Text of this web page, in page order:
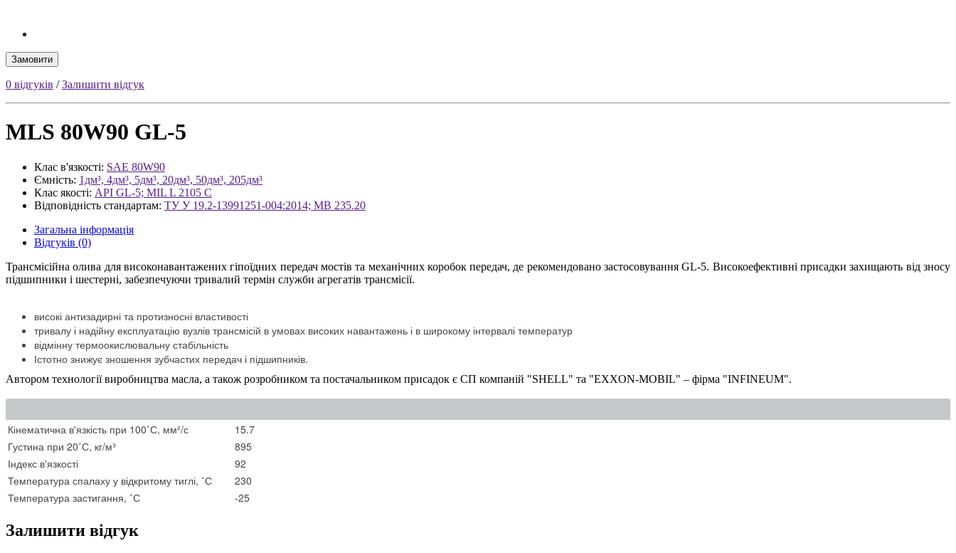
Замовити
0 відгуків /Залишити відгук
MLS 80W90 GL-5
Клас в'язкості: SAE 80W90
Ємність: 1дм³, 4дм³, 5дм³, 20дм³, 50дм³, 205дм³
Клас якості: API GL-5; MIL L 2105 C
Відповідність стандартам: ТУ У 19.2-13991251-004:2014; МВ 235.20
Загальна інформація
Відгуків (0)
Трансмісійна олива для високонавантажених гіпоїдних передач мостів та механічних коробок передач, де рекомендовано застосовування GL-5. Високоефективні присадки захищають від зносу
підшипники і шестерні, забезпечуючи тривалий термін служби агрегатів трансмісії.
високі антизадирні та протизносні властивості
тривалу і надійну експлуатацію вузлів трансмісій в умовах високих навантажень і в широкому інтервалі температур
відмінну термоокислювальну стабільність
Істотно знижує зношення зубчастих передач і підшипників.
Автором технології виробництва масла, а також розробником та постачальником присадок є СП компаній "SHELL" та "EXXON-MOBIL" – фірма "INFINEUM".
Кінематична в'язкість при 100˚С, мм²/с
15.7
Густина при 20˚С, кг/м³
895
Індекс в'язкості
92
Температура спалаху у відкритому тиглі, ˚С
230
Температура застигання, ˚С
-25
Залишити відгук